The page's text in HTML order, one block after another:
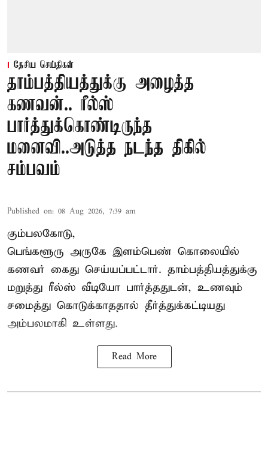
தேசிய செய்திகள்
தாம்பத்தியத்துக்கு அழைத்த
கணவன்.. ரீல்ஸ்
பார்த்துக்கொண்டிருந்த
மனைவி..அடுத்த நடந்த திகில்
சம்பவம்
Published on: 08 Aug 2026, 7:39 am
கும்பலகோடு,
பெங்களூரு அருகே இளம்பெண் கொலையில்
கணவர் கைது செய்யப்பட்டார். தாம்பத்தியத்துக்கு
மறுத்து ரீல்ஸ் வீடியோ பார்த்ததுடன், உணவும்
சமைத்து கொடுக்காததால் தீர்த்துக்கட்டியது
அம்பலமாகி உள்ளது.
Read More